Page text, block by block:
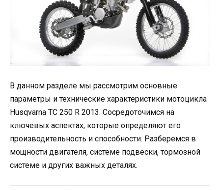
В данном разделе мы рассмотрим основные
параметры и технические характеристики мотоцикла
Husqvarna TC 250 R 2013. Сосредоточимся на
ключевых аспектах, которые определяют его
производительность и способности. Разберемся в
мощности двигателя, системе подвески, тормозной
системе и других важных деталях.